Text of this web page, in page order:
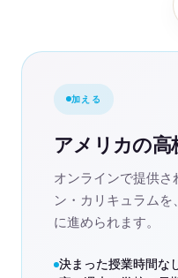
加える
アメリカの高
オンラインで提供さ
ン・カリキュラム
に進められます。
決まった授業時間な